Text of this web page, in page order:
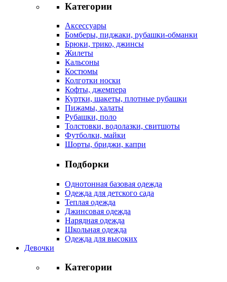
Категории
Аксессуары
Бомберы, пиджаки, рубашки-обманки
Брюки, трико, джинсы
Жилеты
Кальсоны
Костюмы
Колготки носки
Кофты, джемпера
Куртки, шакеты, плотные рубашки
Пижамы, халаты
Рубашки, поло
Толстовки, водолазки, свитшоты
Футболки, майки
Шорты, бриджи, капри
Подборки
Однотонная базовая одежда
Одежда для детского сада
Теплая одежда
Джинсовая одежда
Нарядная одежда
Школьная одежда
Одежда для высоких
Девочки
Категории